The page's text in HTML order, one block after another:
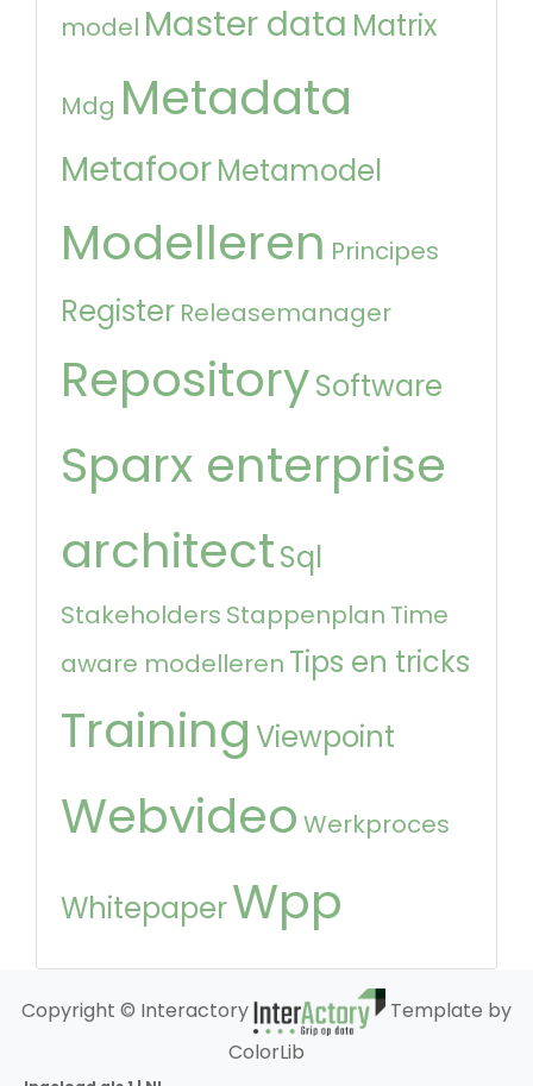
model Master data Matrix
Mdg Metadata
MetafoorMetamodel
Modelleren Principes
Register Releasemanager
RepositorySoftware
Sparx enterprise
architectSql
Stakeholders Stappenplan Time
aware modelleren Tips en tricks
Training Viewpoint
Webvideo Werkproces
WhitepaperWpp
Copyright © Interactory
Template by
ColorLib